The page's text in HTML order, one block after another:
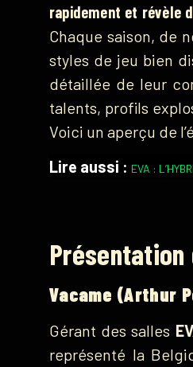
rapidement et révèle
Chaque saison, de
styles de jeu bien
détaillée de leur
talents, profils
Voici un aperçu de
Lire aussi : EVA :
Présentation
Vacame (Arthur
Gérant des salles
représenté la